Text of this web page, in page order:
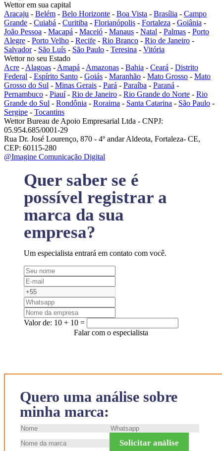
Quero uma análise sobre
minha marca:
Solicitar análise
Wettor em sua capital
Aracaju - Belém - Belo Horizonte - Boa Vista - Brasília - Campo
Grande - Cuiabá - Curitiba - Florianópolis - Fortaleza - Goiânia -
João Pessoa - Macapá - Maceió - Manaus - Natal - Palmas - Porto
Alegre - Porto Velho - Recife - Rio Branco - Rio de Janeiro -
Salvador- São Luís - São Paulo - Teresina - Vitória
Wettor no seu Estado
Acre - Alagoas - Amapá - Amazonas - Bahia - Ceará - Distrito
Federal - Espírito Santo - Goiás - Maranhão - Mato Grosso - Mato
Grosso do Sul - Minas Gerais - Pará - Paraíba - Paraná -
Pernambuco - Piauí- Rio de Janeiro - Rio Grande do Norte - Rio
Grande do Sul - Rondônia - Roraima - Santa Catarina - São Paulo -
Sergipe - Tocantins
Wettor Bureau de Apoio Empresarial Ltda - CNPJ:
05.954.685/0001-29
Rua Dr. José Lourenço, 870 - 4º andar Aldeota, Fortaleza- CE,
CEP: 60115-280
@Imagine Comunicação Digital
Quer saber se é
possível registrar a
marca da sua
empresa?
Um especialista entrará em contato com você.
Valor de: 10 + 10 =
Falar com o especialista